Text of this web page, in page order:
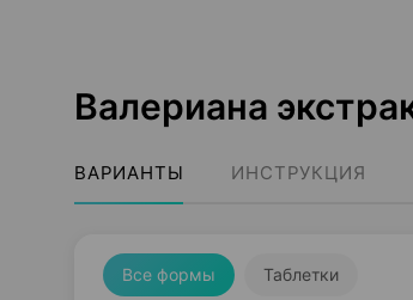
Валериана
ВАРИАНТЫ ИНСТРУКЦИЯ
Все формы Таблетки